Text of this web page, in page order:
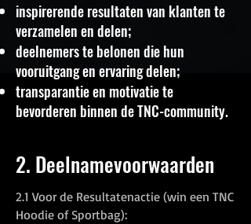
inspirerende resultaten van klanten te
verzamelen en delen;
deelnemers te belonen die hun
vooruitgang en ervaring delen;
transparantie en motivatie te
bevorderen binnen de TNC-community.
2. Deelnamevoorwaarden
2.1 Voor de Resultatenactie (win een TNC
Hoodie of Sportbag):